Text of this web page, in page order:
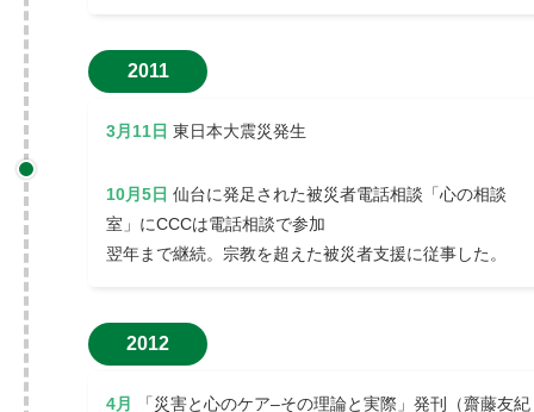
2011
3月11日 東日本大震災発生
10月5日 仙台に発足された被災者電話相談「心の相談
室」にCCCは電話相談で参加
翌年まで継続。宗教を超えた被災者支援に従事した。
2012
4月 「災害と心のケア–その理論と実際」発刊（齋藤友紀